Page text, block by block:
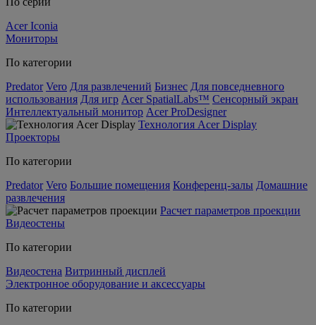
Acer Iconia
Мониторы
По категории
Predator Vero Для развлечений Бизнес Для повседневного
использования Для игр Acer SpatialLabs™ Сенсорный экран
Интеллектуальный монитор Acer ProDesigner
Технология Acer Display
Проекторы
По категории
Predator Vero Большие помещения Конференц-залы Домашние
развлечения
Расчет параметров проекции
Видеостены
По категории
Видеостена Витринный дисплей
Электронное оборудование и аксессуары
По категории